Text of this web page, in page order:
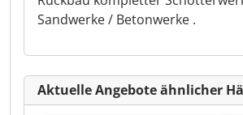
Sandwerke / Betonwerke .
Aktuelle Angebote ähnlicher